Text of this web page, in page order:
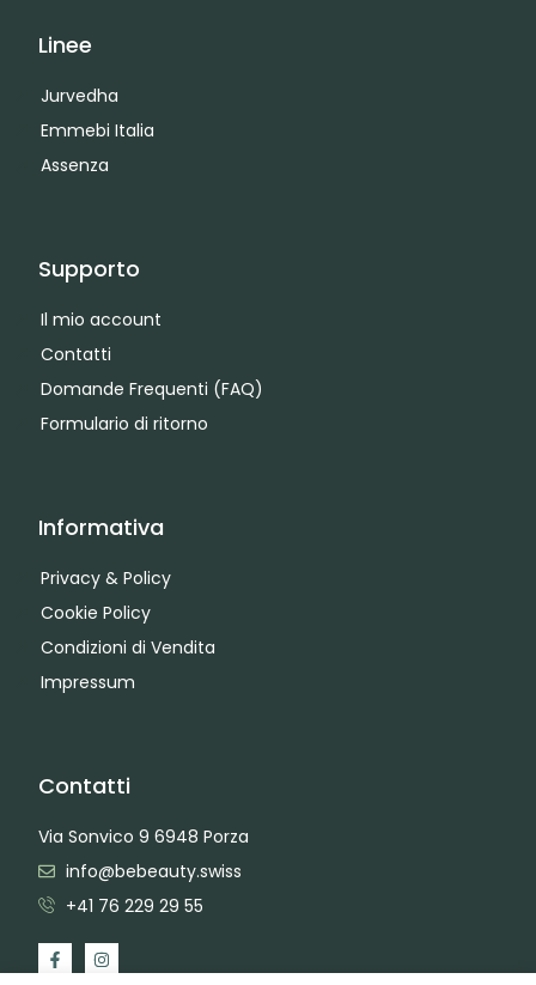
Linee
Jurvedha
Emmebi Italia
Assenza
Supporto
Il mio account
Contatti
Domande Frequenti (FAQ)
Formulario di ritorno
Informativa
Privacy & Policy
Cookie Policy
Condizioni di Vendita
Impressum
Contatti
Via Sonvico 9 6948 Porza
info@bebeauty.swiss
+41 76 229 29 55